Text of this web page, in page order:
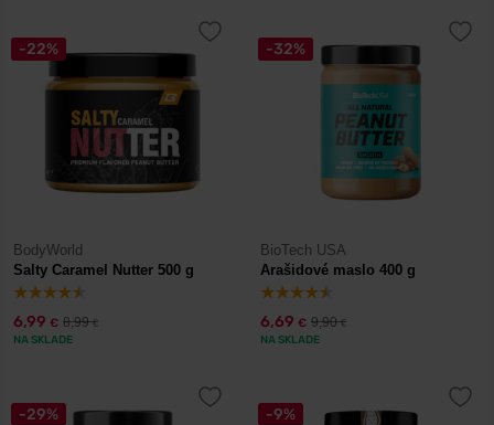
-22%
BodyWorld
Salty Caramel Nutter 500 g
6,99 € 8,99€
NA SKLADE
-32%
BioTech USA
Arašidové maslo 400 g
6,69 € 9,90€
NA SKLADE
-29% -9%